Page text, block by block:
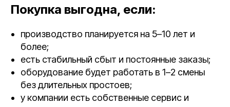
Покупка выгодна, если:
производство планируется на 5–10 лет и
более;
есть стабильный сбыт и постоянные заказы;
оборудование будет работать в 1–2 смены
без длительных простоев;
у компании есть собственные сервис и